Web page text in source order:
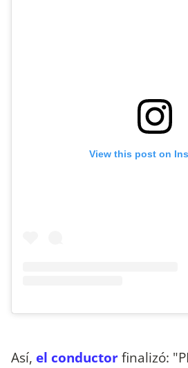
View this post on
Así, el conductorfinalizó: